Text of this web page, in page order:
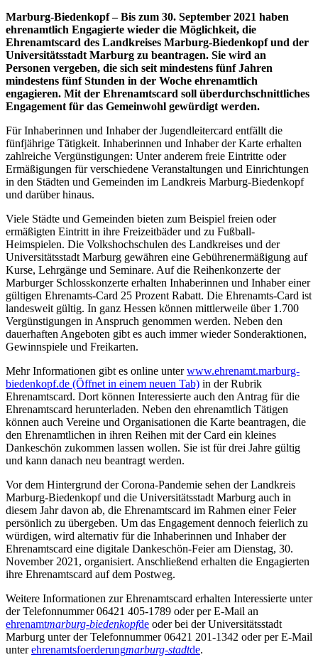
Marburg-Biedenkopf – Bis zum 30. September 2021 haben
ehrenamtlich Engagierte wieder die Möglichkeit, die
Ehrenamtscard des Landkreises Marburg-Biedenkopf und der
Universitätsstadt Marburg zu beantragen. Sie wird an
Personen vergeben, die sich seit mindestens fünf Jahren
mindestens fünf Stunden in der Woche ehrenamtlich
engagieren. Mit der Ehrenamtscard soll überdurchschnittliches
Engagement für das Gemeinwohl gewürdigt werden.
Für Inhaberinnen und Inhaber der Jugendleitercard entfällt die
fünfjährige Tätigkeit. Inhaberinnen und Inhaber der Karte erhalten
zahlreiche Vergünstigungen: Unter anderem freie Eintritte oder
Ermäßigungen für verschiedene Veranstaltungen und Einrichtungen
in den Städten und Gemeinden im Landkreis Marburg-Biedenkopf
und darüber hinaus.
Viele Städte und Gemeinden bieten zum Beispiel freien oder
ermäßigten Eintritt in ihre Freizeitbäder und zu Fußball-
Heimspielen. Die Volkshochschulen des Landkreises und der
Universitätsstadt Marburg gewähren eine Gebührenermäßigung auf
Kurse, Lehrgänge und Seminare. Auf die Reihenkonzerte der
Marburger Schlosskonzerte erhalten Inhaberinnen und Inhaber einer
gültigen Ehrenamts-Card 25 Prozent Rabatt. Die Ehrenamts-Card ist
landesweit gültig. In ganz Hessen können mittlerweile über 1.700
Vergünstigungen in Anspruch genommen werden. Neben den
dauerhaften Angeboten gibt es auch immer wieder Sonderaktionen,
Gewinnspiele und Freikarten.
Mehr Informationen gibt es online unterwww.ehrenamt.marburg-
biedenkopf.de (Öffnet in einem neuen Tab) in der Rubrik
Ehrenamtscard. Dort können Interessierte auch den Antrag für die
Ehrenamtscard herunterladen. Neben den ehrenamtlich Tätigen
können auch Vereine und Organisationen die Karte beantragen, die
den Ehrenamtlichen in ihren Reihen mit der Card ein kleines
Dankeschön zukommen lassen wollen. Sie ist für drei Jahre gültig
und kann danach neu beantragt werden.
Vor dem Hintergrund der Corona-Pandemie sehen der Landkreis
Marburg-Biedenkopf und die Universitätsstadt Marburg auch in
diesem Jahr davon ab, die Ehrenamtscard im Rahmen einer Feier
persönlich zu übergeben. Um das Engagement dennoch feierlich zu
würdigen, wird alternativ für die Inhaberinnen und Inhaber der
Ehrenamtscard eine digitale Dankeschön-Feier am Dienstag, 30.
November 2021, organisiert. Anschließend erhalten die Engagierten
ihre Ehrenamtscard auf dem Postweg.
Weitere Informationen zur Ehrenamtscard erhalten Interessierte unter
der Telefonnummer 06421 405-1789 oder per E-Mail an
ehrenamtmarburg-biedenkopfde oder bei der Universitätsstadt
Marburg unter der Telefonnummer 06421 201-1342 oder per E-Mail
unterehrenamtsfoerderungmarburg-stadtde.